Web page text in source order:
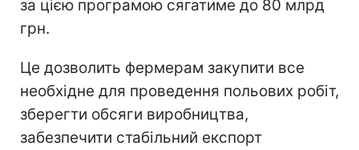
за цією програмою сягатиме до 80 млрд
грн.
Це дозволить фермерам закупити все
необхідне для проведення польових робіт,
зберегти обсяги виробництва,
забезпечити стабільний експорт